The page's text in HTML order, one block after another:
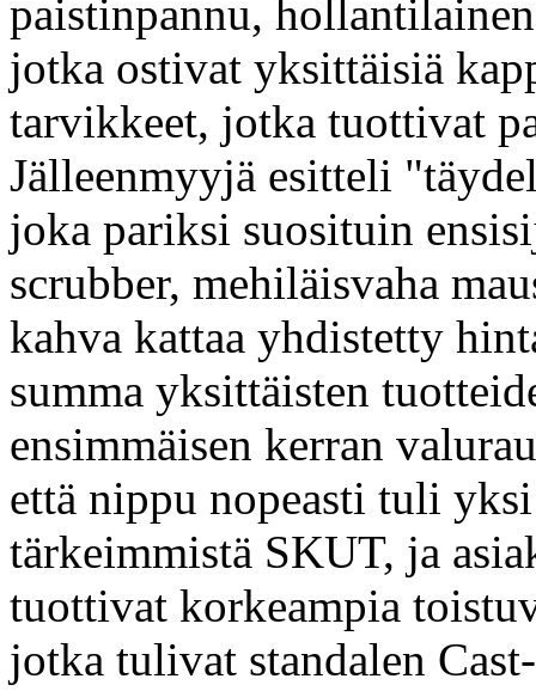
paistinpannu,
jotka ostivat yksittäisiä
tarvikkeet, jotka tuottivat
Jälleenmyyjä esitteli
joka pariksi suosituin
scrubber, mehiläisvaha
kahva kattaa yhdistetty
summa yksittäisten
ensimmäisen kerran
että nippu nopeasti tuli
tärkeimmistä SKUT, ja
tuottivat korkeampia
jotka tulivat standalen